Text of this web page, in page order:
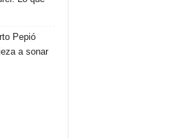
Pepió
a sonar